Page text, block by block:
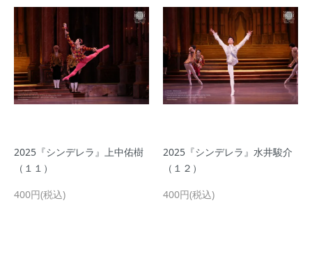
2025『シンデレラ』上中佑樹
（１１）
400円(税込)
2025『シンデレラ』水井駿介
（１２）
400円(税込)